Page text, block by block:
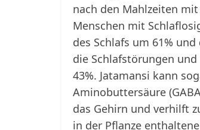
nach den Mahlzeiten
Menschen mit
des Schlafs um 61%
die Schlafstörungen
43%. Jatamansi kann
Aminobuttersäure
das Gehirn und verhilft
in der Pflanze